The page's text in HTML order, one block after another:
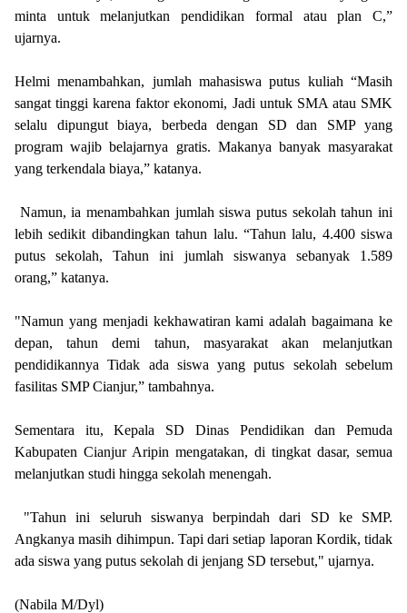
minta untuk melanjutkan pendidikan formal atau plan C,”
ujarnya.
Helmi menambahkan, jumlah mahasiswa putus kuliah “Masih
sangat tinggi karena faktor ekonomi, Jadi untuk SMA atau SMK
selalu dipungut biaya, berbeda dengan SD dan SMP yang
program wajib belajarnya gratis. Makanya banyak masyarakat
yang terkendala biaya,” katanya.
Namun, ia menambahkan jumlah siswa putus sekolah tahun ini
lebih sedikit dibandingkan tahun lalu. “Tahun lalu, 4.400 siswa
putus sekolah, Tahun ini jumlah siswanya sebanyak 1.589
orang,” katanya.
"Namun yang menjadi kekhawatiran kami adalah bagaimana ke
depan, tahun demi tahun, masyarakat akan melanjutkan
pendidikannya Tidak ada siswa yang putus sekolah sebelum
fasilitas SMP Cianjur,” tambahnya.
Sementara itu, Kepala SD Dinas Pendidikan dan Pemuda
Kabupaten Cianjur Aripin mengatakan, di tingkat dasar, semua
melanjutkan studi hingga sekolah menengah.
"Tahun ini seluruh siswanya berpindah dari SD ke SMP.
Angkanya masih dihimpun. Tapi dari setiap laporan Kordik, tidak
ada siswa yang putus sekolah di jenjang SD tersebut," ujarnya.
(Nabila M/Dyl)